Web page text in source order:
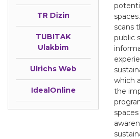
TR Dizin
TUBITAK
Ulakbim
Ulrichs Web
IdealOnline
scans
public
which
the